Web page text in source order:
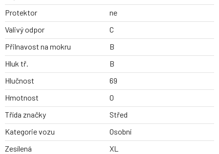
Protektor
ne
Valivý odpor
C
Přilnavost na mokru
B
Hluk tř.
B
Hlučnost
69
Hmotnost
0
Třída značky
Střed
Kategorie vozu
Osobní
Zesílená
XL